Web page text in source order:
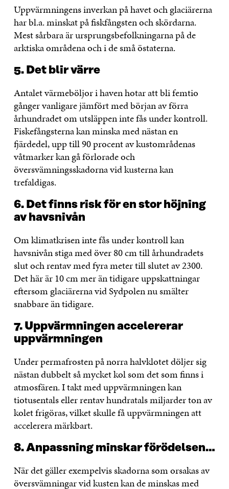
Uppvärmningens inverkan på havet och glaciärerna
har bl.a. minskat på fiskfångsten och skördarna.
Mest sårbara är ursprungsbefolkningarna på de
arktiska områdena och i de små östaterna.
5. Det blir värre
Antalet värmeböljor i haven hotar att bli femtio
gånger vanligare jämfört med början av förra
århundradet om utsläppen inte fås under kontroll.
Fiskefångsterna kan minska med nästan en
fjärdedel, upp till 90 procent av kustområdenas
våtmarker kan gå förlorade och
översvämningsskadorna vid kusterna kan
trefaldigas.
6. Det finns risk för en stor höjning
av havsnivån
Om klimatkrisen inte fås under kontroll kan
havsnivån stiga med över 80 cm till århundradets
slut och rentav med fyra meter till slutet av 2300.
Det här är 10 cm mer än tidigare uppskattningar
eftersom glaciärerna vid Sydpolen nu smälter
snabbare än tidigare.
7. Uppvärmningen accelererar
uppvärmningen
Under permafrosten på norra halvklotet döljer sig
nästan dubbelt så mycket kol som det som finns i
atmosfären. I takt med uppvärmningen kan
tiotusentals eller rentav hundratals miljarder ton av
kolet frigöras, vilket skulle få uppvärmningen att
accelerera märkbart.
8. Anpassning minskar förödelsen…
När det gäller exempelvis skadorna som orsakas av
översvämningar vid kusten kan de minskas med